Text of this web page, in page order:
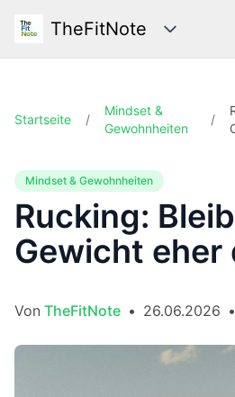
TheFitNote Kategorien
Startseite /
Mindset &
Gewohnheiten
/
Mindset & Gewohnheiten
Rucking:
Gewicht eher
Von TheFitNote • 26.06.2026 •